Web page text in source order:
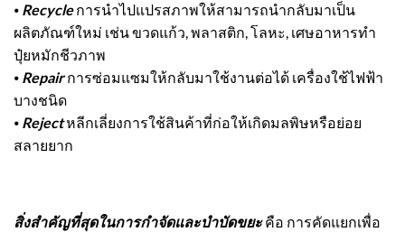
⦁ Recycleการนำไปแปรสภาพให้สามารถนำกลับมาเป็น
ผลิตภัณฑ์ใหม่ เช่น ขวดแก้ว, พลาสติก, โลหะ, เศษอาหารทำ
ปุ๋ยหมักชีวภาพ
⦁ Repairการซ่อมแซมให้กลับมาใช้งานต่อได้ เครื่องใช้ไฟฟ้า
บางชนิด
⦁ Rejectหลีกเลี่ยงการใช้สินค้าที่ก่อให้เกิดมลพิษหรือย่อย
สลายยาก
สิ่งสำคัญที่สุดในการกำจัดและบำบัดขยะคือ การคัดแยกเพื่อ